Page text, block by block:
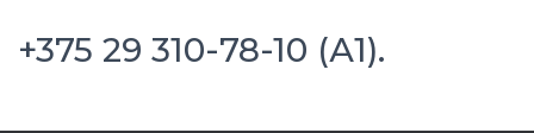
+375 29 310-78-10 (А1).